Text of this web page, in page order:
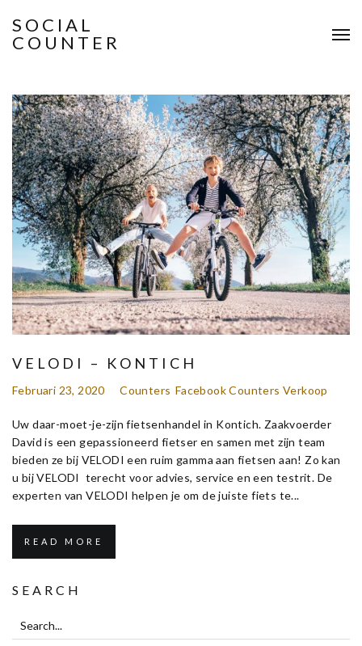
SOCIAL
COUNTER
VELODI – KONTICH
Februari 23, 2020 Counters Facebook Counters Verkoop
Uw daar-moet-je-zijn fietsenhandel in Kontich. Zaakvoerder
David is een gepassioneerd fietser en samen met zijn team
bieden ze bij VELODI een ruim gamma aan fietsen aan! Zo kan
u bij VELODI terecht voor advies, service en een testrit. De
experten van VELODI helpen je om de juiste fiets te...
READ MORE
SEARCH